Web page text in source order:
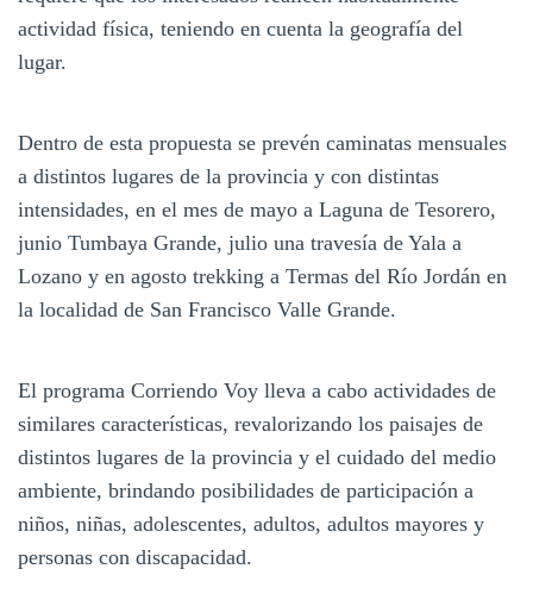
actividad física, teniendo en cuenta la geografía del
lugar.
Dentro de esta propuesta se prevén caminatas mensuales
a distintos lugares de la provincia y con distintas
intensidades, en el mes de mayo a Laguna de Tesorero,
junio Tumbaya Grande, julio una travesía de Yala a
Lozano y en agosto trekking a Termas del Río Jordán en
la localidad de San Francisco Valle Grande.
El programa Corriendo Voy lleva a cabo actividades de
similares características, revalorizando los paisajes de
distintos lugares de la provincia y el cuidado del medio
ambiente, brindando posibilidades de participación a
niños, niñas, adolescentes, adultos, adultos mayores y
personas con discapacidad.